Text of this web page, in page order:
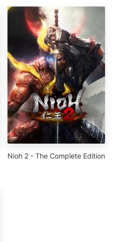
Nioh 2 - The Complete Edition